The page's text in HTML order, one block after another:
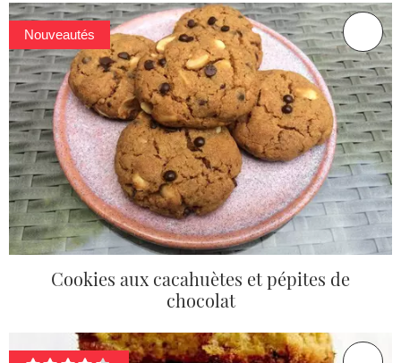
Nouveautés
Cookies aux cacahuètes et pépites de
chocolat